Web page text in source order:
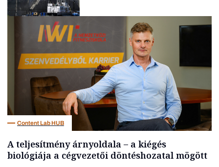
Content Lab HUB
A teljesítmény árnyoldala – a kiégés
biológiája a cégvezetői döntéshozatal mögött